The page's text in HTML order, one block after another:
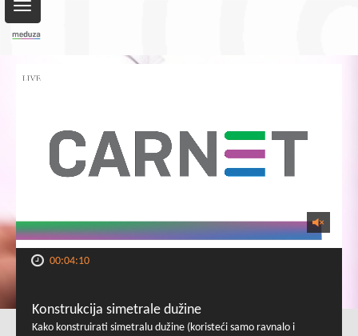
Toggle
navigation
00:04:10
Konstrukcija simetrale dužine
Kako konstruirati simetralu dužine (koristeći samo ravnalo i